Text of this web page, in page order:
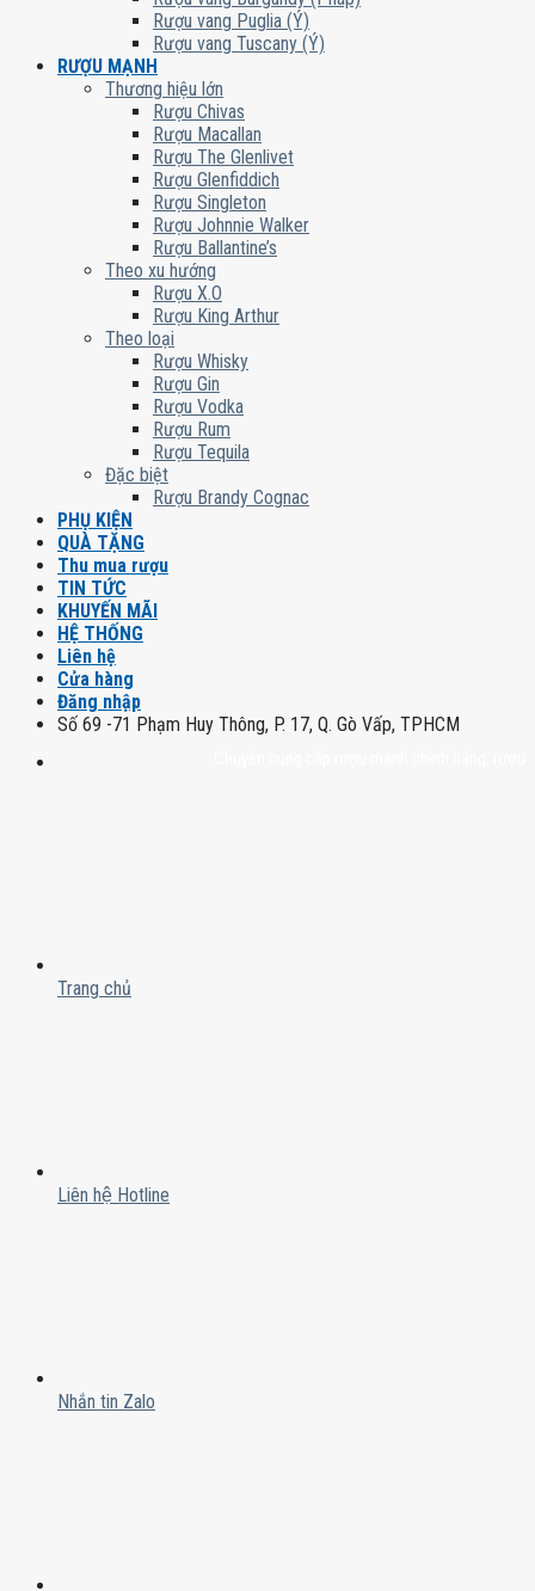
Rượu vang Puglia (Ý)
Rượu vang Tuscany (Ý)
RƯỢU MẠNH
Thương hiệu lớn
Rượu Chivas
Rượu Macallan
Rượu The Glenlivet
Rượu Glenfiddich
Rượu Singleton
Rượu Johnnie Walker
Rượu Ballantine’s
Theo xu hướng
Rượu X.O
Rượu King Arthur
Theo loại
Rượu Whisky
Rượu Gin
Rượu Vodka
Rượu Rum
Rượu Tequila
Đặc biệt
Rượu Brandy Cognac
PHỤ KIỆN
QUÀ TẶNG
Thu mua rượu
TIN TỨC
KHUYẾN MÃI
HỆ THỐNG
Liên hệ
Cửa hàng
Đăng nhập
Số 69 -71 Phạm Huy Thông, P. 17, Q. Gò Vấp, TPHCM
Trang chủ
Liên hệ Hotline
Nhắn tin Zalo